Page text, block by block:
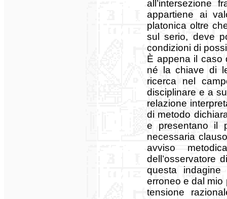
all’intersezione
appartiene ai
platonica oltre
sul serio, deve
condizioni di
È appena il caso
né la chiave di
ricerca nel
disciplinare e a
relazione
di metodo
e presentano il
necessaria
avviso
dell’osservatore
questa indagine
erroneo e dal mio
tensione